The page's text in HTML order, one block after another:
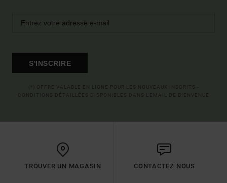
S'INSCRIRE
TROUVER UN MAGASIN CONTACTEZ NOUS